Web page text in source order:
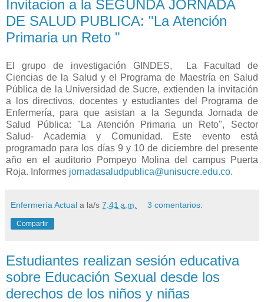
Invitacion a la SEGUNDA JORNADA
DE SALUD PUBLICA: "La Atención
Primaria un Reto "
El grupo de investigación GINDES, La Facultad de
Ciencias de la Salud y el Programa de Maestría en Salud
Pública de la Universidad de Sucre, extienden la invitación
a los directivos, docentes y estudiantes del Programa de
Enfermería, para que asistan a la Segunda Jornada de
Salud Pública: "La Atención Primaria un Reto", Sector
Salud- Academia y Comunidad. Este evento está
programado para los días 9 y 10 de diciembre del presente
año en el auditorio Pompeyo Molina del campus Puerta
Roja. Informes jornadasaludpublica@unisucre.edu.co.
Enfermería Actual a la/s 7:41 a.m. 3 comentarios:
Compartir
Estudiantes realizan sesión educativa
sobre Educación Sexual desde los
derechos de los niños y niñas